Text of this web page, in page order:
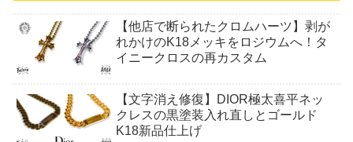
【他店で断られたクロムハーツ】剥が
れかけのK18メッキをロジウムへ！タ
イニークロスの再カスタム
【文字消え修復】DIOR極太喜平ネッ
クレスの黒塗装入れ直しとゴールド
K18新品仕上げ